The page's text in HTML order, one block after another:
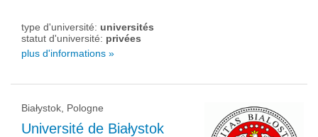
type d'université: universités
statut d'université: privées
plus d'informations »
Białystok, Pologne
Université de Białystok